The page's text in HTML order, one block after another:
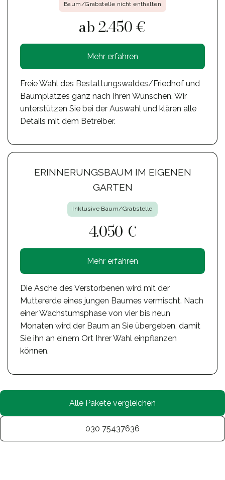
Baum/Grabstelle nicht enthalten
ab 2.450 €
Mehr erfahren
Freie Wahl des Bestattungswaldes/Friedhof und
Baumplatzes ganz nach Ihren Wünschen. Wir
unterstützen Sie bei der Auswahl und klären alle
Details mit dem Betreiber.
ERINNERUNGSBAUM IM EIGENEN
GARTEN
Inklusive Baum/Grabstelle
4.050 €
Mehr erfahren
Die Asche des Verstorbenen wird mit der
Muttererde eines jungen Baumes vermischt. Nach
einer Wachstumsphase von vier bis neun
Monaten wird der Baum an Sie übergeben, damit
Sie ihn an einem Ort Ihrer Wahl einpflanzen
können.
Alle Pakete vergleichen
030 75437636